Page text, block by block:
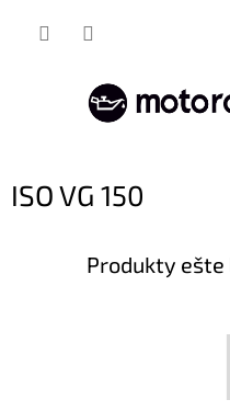
ISO VG 150
Produkty